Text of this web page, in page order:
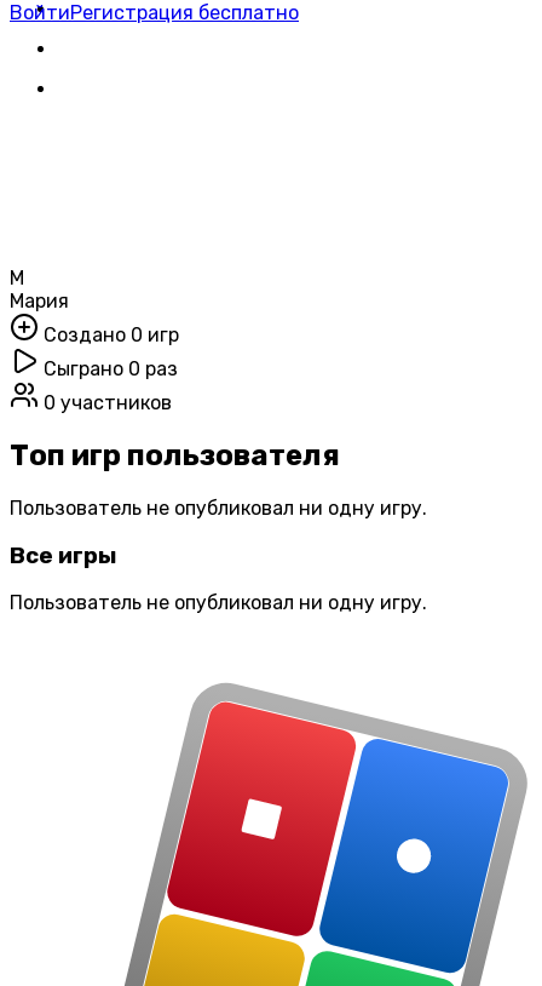
ВойтиРегистрация бесплатно
М
Мария
Создано 0 игр
Сыграно 0 раз
0 участников
Топ игр пользователя
Пользователь не опубликовал ни одну игру.
Все игры
Пользователь не опубликовал ни одну игру.